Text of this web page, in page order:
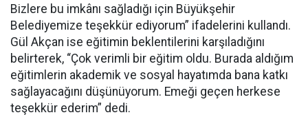
Bizlere bu imkânı sağladığı için Büyükşehir
Belediyemize teşekkür ediyorum” ifadelerini kullandı.
Gül Akçan ise eğitimin beklentilerini karşıladığını
belirterek, “Çok verimli bir eğitim oldu. Burada aldığım
eğitimlerin akademik ve sosyal hayatımda bana katkı
sağlayacağını düşünüyorum. Emeği geçen herkese
teşekkür ederim” dedi.